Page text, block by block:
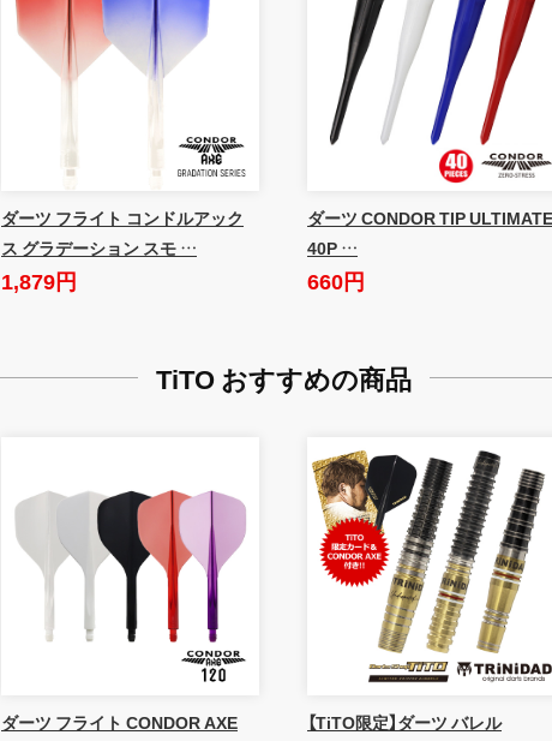
ダーツ フライト コンドルアック
ス グラデーション スモ …
1,879円
ダーツ CONDOR TIP ULTIMATE
40P …
660円
TiTO おすすめの商品
ダーツ フライト CONDOR AXE
【TiTO限定】ダーツ バレル